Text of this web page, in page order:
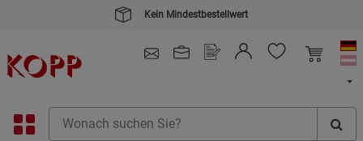
Kein Mindestbestellwert